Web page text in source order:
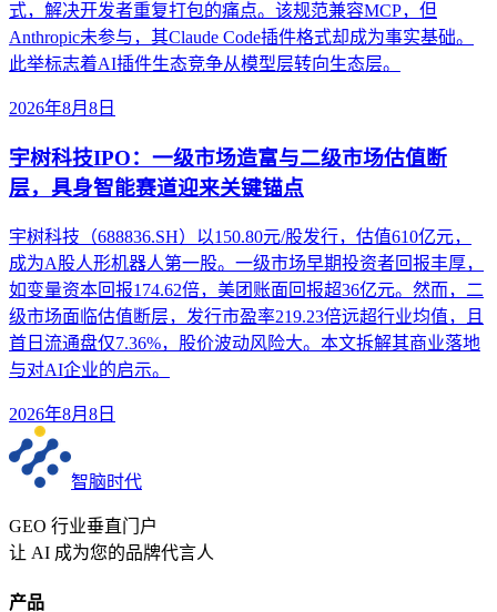
式，解决开发者重复打包的痛点。该规范兼容MCP，但
Anthropic未参与，其Claude Code插件格式却成为事实基础。
此举标志着AI插件生态竞争从模型层转向生态层。
2026年8月8日
宇树科技IPO：一级市场造富与二级市场估值断
层，具身智能赛道迎来关键锚点
宇树科技（688836.SH）以150.80元/股发行，估值610亿元，
成为A股人形机器人第一股。一级市场早期投资者回报丰厚，
如变量资本回报174.62倍，美团账面回报超36亿元。然而，二
级市场面临估值断层，发行市盈率219.23倍远超行业均值，且
首日流通盘仅7.36%，股价波动风险大。本文拆解其商业落地
与对AI企业的启示。
2026年8月8日
智脑时代
GEO 行业垂直门户
让 AI 成为您的品牌代言人
产品